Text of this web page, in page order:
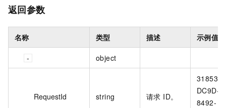
返回参数
名称 类型 描述 示例值
object
RequestId string 请求 ID。
DC9D-
8492-